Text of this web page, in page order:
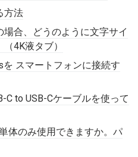
方法
合、どうのように文字サイ
4K液タブ）
スマートフォンに接続す
C to USB-Cケーブルを使って
体のみ使用できますか。パ